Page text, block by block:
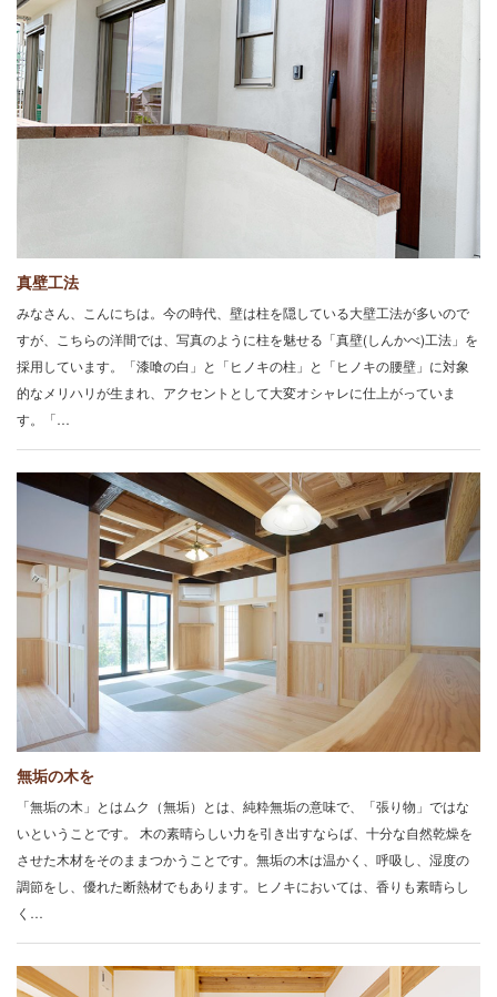
真壁工法
みなさん、こんにちは。今の時代、壁は柱を隠している大壁工法が多いので
すが、こちらの洋間では、写真のように柱を魅せる「真壁(しんかべ)工法」を
採用しています。「漆喰の白」と「ヒノキの柱」と「ヒノキの腰壁」に対象
的なメリハリが生まれ、アクセントとして大変オシャレに仕上がっていま
す。「…
無垢の木を
「無垢の木」とはムク（無垢）とは、純粋無垢の意味で、「張り物」ではな
いということです。 木の素晴らしい力を引き出すならば、十分な自然乾燥を
させた木材をそのままつかうことです。無垢の木は温かく、呼吸し、湿度の
調節をし、優れた断熱材でもあります。ヒノキにおいては、香りも素晴らし
く…